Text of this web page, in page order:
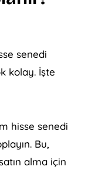
senedi
kolay. İşte
hisse senedi
Bu,
alma için